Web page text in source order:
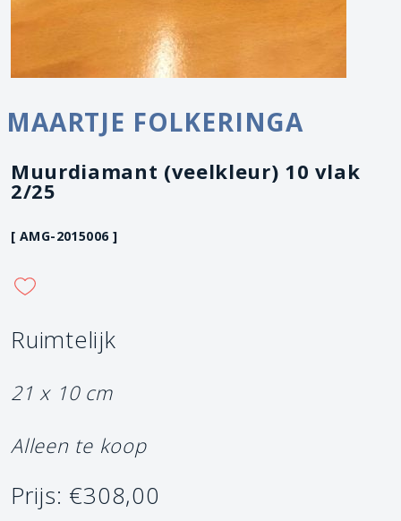
MAARTJE FOLKERINGA
Muurdiamant (veelkleur) 10 vlak
2/25
[ AMG-2015006 ]
Ruimtelijk
21 x 10 cm
Alleen te koop
Prijs: €308,00